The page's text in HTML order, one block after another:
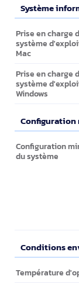
Système
Système
Prise en charge
système
Mac
Prise en charge
système
Windows
Configuration
Configuration
Configuration
du système
Conditions
Conditions
Température